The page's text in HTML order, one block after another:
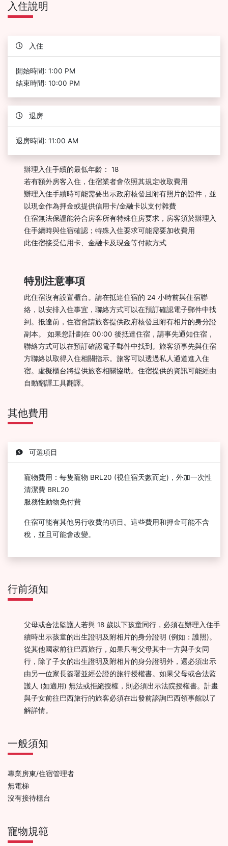
入住說明
入住
開始時間: 1:00 PM
結束時間: 10:00 PM
退房
退房時間: 11:00 AM
辦理入住手續的最低年齡： 18
若有額外房客入住，住宿業者會依照其規定收取費用
辦理入住手續時可能需要出示政府核發且附有照片的證件，並
以現金作為押金或提供信用卡/金融卡以支付雜費
住宿無法保證能符合房客所有特殊住房要求，房客須於辦理入
住手續時與住宿確認；特殊入住要求可能需要加收費用
此住宿接受信用卡、金融卡及現金等付款方式
特別注意事項
此住宿沒有設置櫃台。請在抵達住宿的 24 小時前與住宿聯
絡，以安排入住事宜，聯絡方式可以在預訂確認電子郵件中找
到。抵達前，住宿會請旅客提供政府核發且附有相片的身分證
副本。 如果您計劃在 00:00 後抵達住宿，請事先通知住宿，
聯絡方式可以在預訂確認電子郵件中找到。旅客須事先與住宿
方聯絡以取得入住相關指示。旅客可以透過私人通道進入住
宿。虛擬櫃台將提供旅客相關協助。住宿提供的資訊可能經由
自動翻譯工具翻譯。
其他費用
可選項目
寵物費用：每隻寵物 BRL20 (視住宿天數而定)，外加一次性
清潔費 BRL20
服務性動物免付費
住宿可能有其他另行收費的項目。這些費用和押金可能不含
稅，並且可能會改變。
行前須知
父母或合法監護人若與 18 歲以下孩童同行，必須在辦理入住手
續時出示孩童的出生證明及附相片的身分證明 (例如：護照)。
從其他國家前往巴西旅行，如果只有父母其中一方與子女同
行，除了子女的出生證明及附相片的身分證明外，還必須出示
由另一位家長簽署並經公證的旅行授權書。如果父母或合法監
護人 (如適用) 無法或拒絕授權，則必須出示法院授權書。計畫
與子女前往巴西旅行的旅客必須在出發前諮詢巴西領事館以了
解詳情。
一般須知
專業房東/住宿管理者
無電梯
沒有接待櫃台
寵物規範